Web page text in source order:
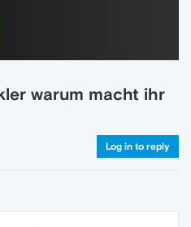
warum macht ihr
Log in to reply